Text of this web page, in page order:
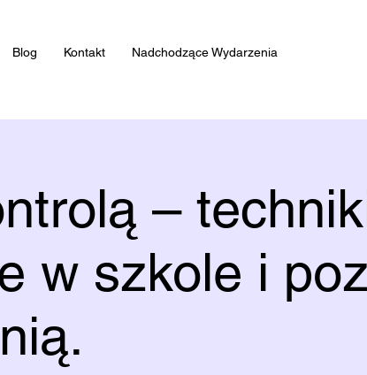
Blog Kontakt Nadchodzące Wydarzenia
–
w szkole i
nią.